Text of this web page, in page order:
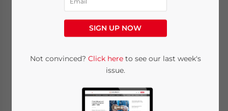
China Briefing
< 1 minute
26. Mai – Chinas Staatsrat und die Nationale
Entwicklungs-und Reformkommission
(NDRC) haben den regionalen Plan für das
Yangtse-Fluss-Delta am Montag amtlich
SIGN UP NOW
Not convinced? Click hereto see our last week's
issue.